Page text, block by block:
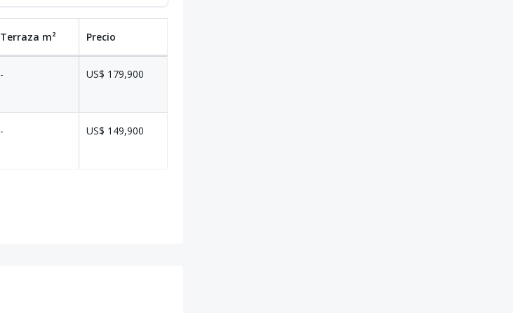
Terraza m² Precio
- US$ 179,900
- US$ 149,900